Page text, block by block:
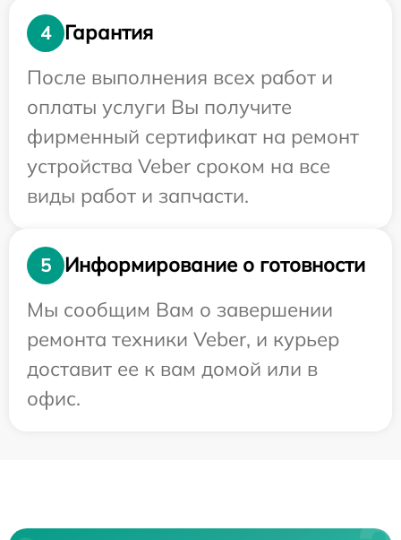
4
Гарантия
После выполнения всех работ и
оплаты услуги Вы получите
фирменный сертификат на ремонт
устройства Veber сроком на все
виды работ и запчасти.
5
Информирование о готовности
Мы сообщим Вам о завершении
ремонта техники Veber, и курьер
доставит ее к вам домой или в
офис.